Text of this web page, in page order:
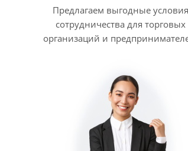
Предлагаем выгодные условия
сотрудничества для торговых
организаций и